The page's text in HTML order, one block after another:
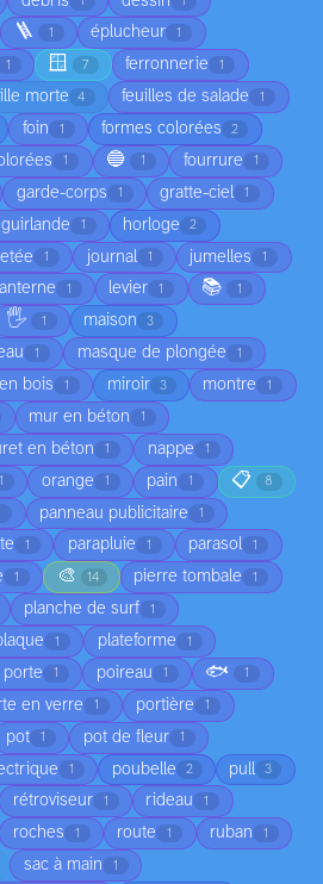
🪜 1 éplucheur 1
1 🪟 7 ferronnerie 1
morte 4 feuilles de salade 1
foin 1 formes colorées 2
1 🔵 1 fourrure 1
garde-corps 1 gratte-ciel 1
guirlande 1 horloge 2
1 journal 1 jumelles 1
1 levier 1 📚 1
🖐️ 1 maison 3
1 masque de plongée 1
bois 1 miroir 3 montre 1
mur en béton 1
en béton 1 nappe 1
1 orange 1 pain 1 📋 8
panneau publicitaire 1
1 parapluie 1 parasol 1
1 🎨 14 pierre tombale 1
planche de surf 1
1 plateforme 1
1 poireau 1 🐟 1
en verre 1 portière 1
pot 1 pot de fleur 1
1 poubelle 2 pull 3
rétroviseur 1 rideau 1
roches 1 route 1 ruban 1
sac à main 1